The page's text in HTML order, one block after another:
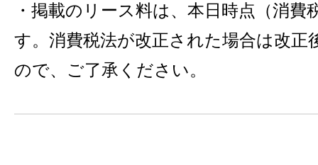
・掲載のリース料は、本日時点（消
す。消費税法が改正された場合は改正
ので、ご了承ください。